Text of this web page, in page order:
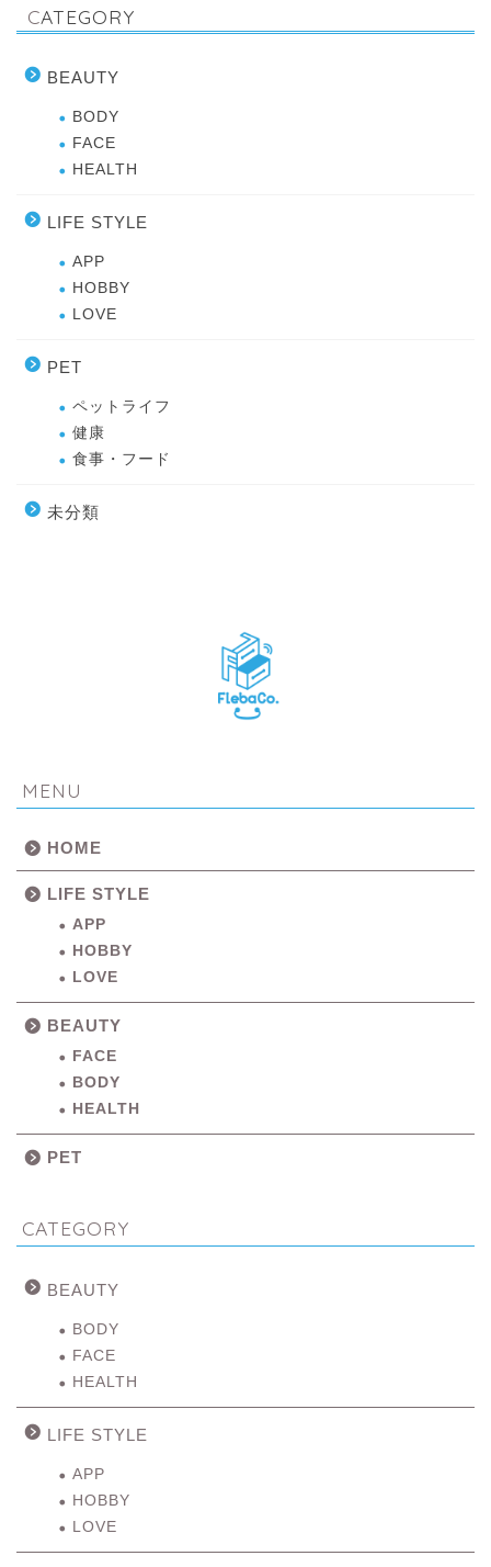
CATEGORY
BEAUTY
BODY
FACE
HEALTH
LIFE STYLE
APP
HOBBY
LOVE
PET
ペットライフ
健康
食事・フード
未分類
MENU
HOME
LIFE STYLE
APP
HOBBY
LOVE
BEAUTY
FACE
BODY
HEALTH
PET
CATEGORY
BEAUTY
BODY
FACE
HEALTH
LIFE STYLE
APP
HOBBY
LOVE